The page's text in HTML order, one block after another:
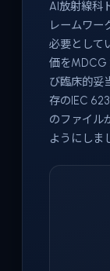
AI放射線科
レームワー
必要として
価をMDCG
び臨床的妥
存のIEC
のファイル
ようにしま